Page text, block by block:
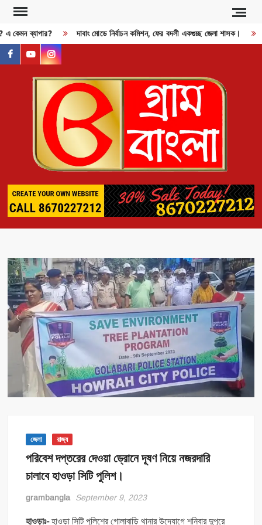
Skip
content
এ কেমন ব্যাপার? দাবাং মোডে নির্বাচন কমিশন, ফের বদলী একগুচ্ছ জেলা শাসক।
facebook
youtubeinstagram
জেলা রাজ্য
পরিবেশ দপ্তরের দেওয়া ড্রোনে দূষণ নিয়ে নজরদারি
চালাবে হাওড়া সিটি পুলিশ।
grambangla September 9, 2023
হাওড়াঃ-হাওড়া সিটি পুলিশের গোলাবাড়ি থানার উদ্যোগে শনিবার দুপুরে